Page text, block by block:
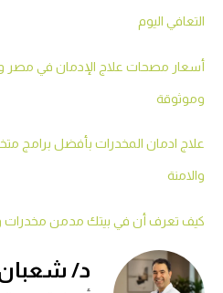
التعافي اليوم
أسعار مصحات علاج الإدمان في مصر
وموثوقة
علاج ادمان المخدرات بأفضل برامج
والامنة
كيف تعرف أن في بيتك مدمن مخدرات
د/